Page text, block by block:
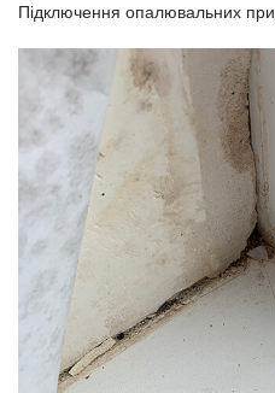
Підключення опалювальних